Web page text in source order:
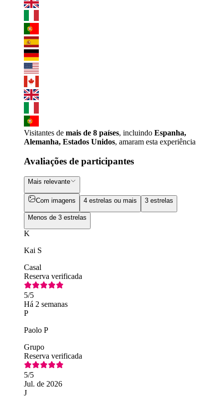
Visitantes de mais de 8 países, incluindo Espanha,
Alemanha, Estados Unidos, amaram esta experiência
Avaliações de participantes
Mais relevante
Com imagens 4 estrelas ou mais 3 estrelas
Menos de 3 estrelas
K
Kai S
Casal
Reserva verificada
5/5
Há 2 semanas
P
Paolo P
Grupo
Reserva verificada
5/5
Jul. de 2026
J